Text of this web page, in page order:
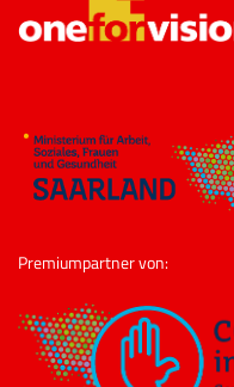
Premiumpartner von: